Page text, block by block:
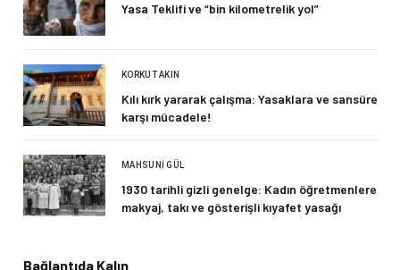
Yasa Teklifi ve “bin kilometrelik yol”
KORKUT AKIN
Kılı kırk yararak çalışma: Yasaklara ve sansüre
karşı mücadele!
MAHSUNI GÜL
1930 tarihli gizli genelge: Kadın öğretmenlere
makyaj, takı ve gösterişli kıyafet yasağı
Bağlantıda Kalın